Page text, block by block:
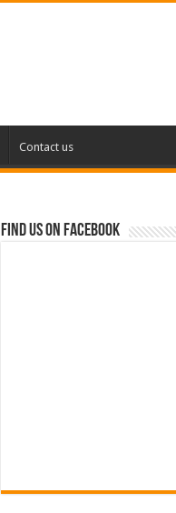
Contact us
Find us on Facebook